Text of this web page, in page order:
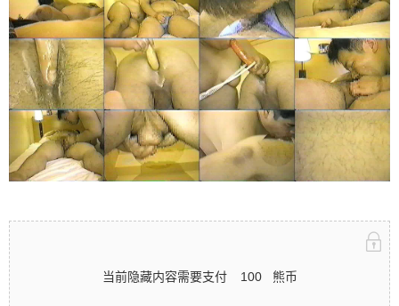
当前隐藏内容需要支付 100 熊币
扫描二维码继续阅读